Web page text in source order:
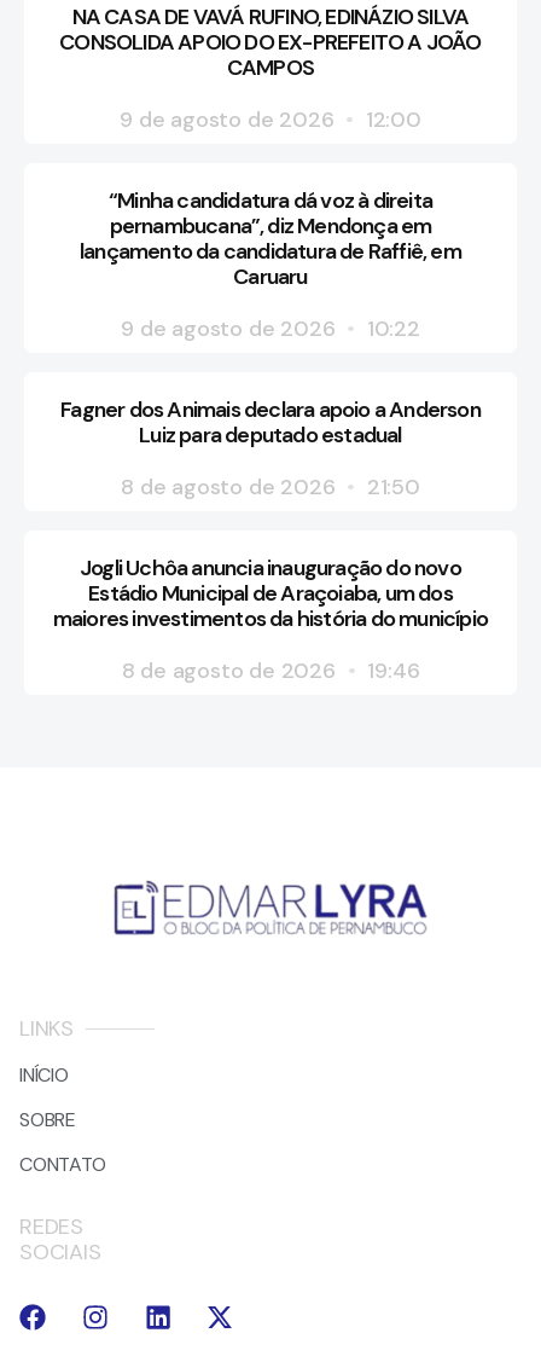
NA CASA DE VAVÁ RUFINO, EDINÁZIO SILVA
CONSOLIDA APOIO DO EX-PREFEITO A JOÃO
CAMPOS
9 de agosto de 2026
12:00
“Minha candidatura dá voz à direita
pernambucana”, diz Mendonça em
lançamento da candidatura de Raffiê, em
Caruaru
9 de agosto de 2026
10:22
Fagner dos Animais declara apoio a Anderson
Luiz para deputado estadual
8 de agosto de 2026
21:50
Jogli Uchôa anuncia inauguração do novo
Estádio Municipal de Araçoiaba, um dos
maiores investimentos da história do município
8 de agosto de 2026
19:46
LINKS
INÍCIO
SOBRE
CONTATO
REDES
SOCIAIS